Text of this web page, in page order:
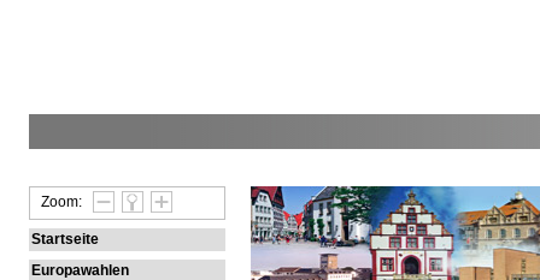
Zoom:
Startseite
Europawahlen